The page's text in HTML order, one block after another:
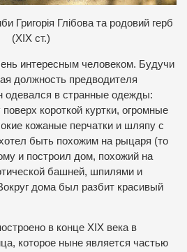
Григорія Глібова та родовий герб
(ХІХ ст.)
интересным человеком. Будучи
должность предводителя
одевался в странные одежды:
короткой куртки, огромные
кожаные перчатки и шляпу с
быть похожим на рыцаря (то
и построил дом, похожий на
башней, шпилями и
дома был разбит красивый
в конце XIX века в
которое ныне является частью